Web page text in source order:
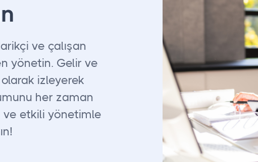
ve çalışan
yönetin. Gelir ve
izleyerek
her zaman
ve etkili yönetimle